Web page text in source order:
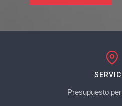
Presupuesto